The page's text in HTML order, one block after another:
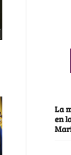
La
en